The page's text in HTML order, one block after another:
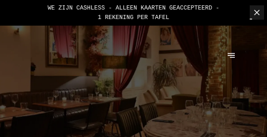
WE ZIJN CASHLESS - ALLEEN KAARTEN GEACCEPTEERD -
1 REKENING PER TAFEL